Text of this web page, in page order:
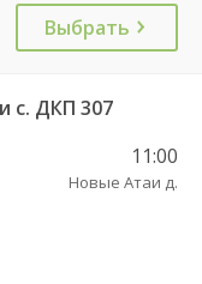
Выбрать
с. ДКП 307
11:00
Новые Атаи д.